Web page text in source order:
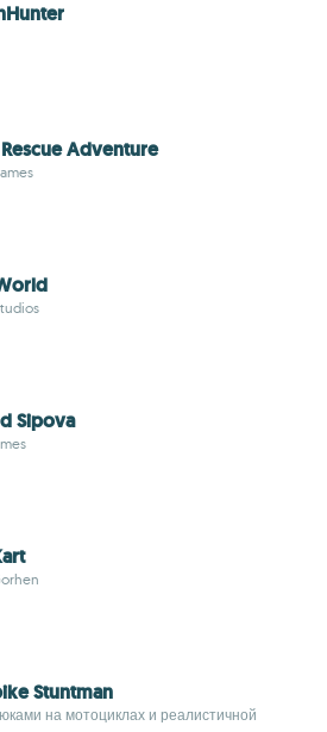
Adventure
Sipova
Stuntman
на мотоциклах и реалистичной